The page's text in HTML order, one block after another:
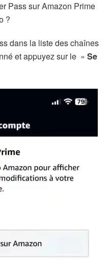
dans la liste des chaînes
et appuyez sur le »Se